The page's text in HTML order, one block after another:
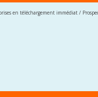
en téléchargement immédiat /